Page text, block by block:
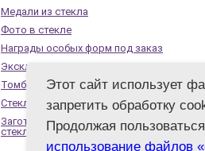
Медали из стекла
Фото в стекле
Награды особых форм под заказ
Эксклюзивные и VIP подарки
Томбстоуны
Стеклянные памятники
Заготовки под сувениры из оптического
стекла
Этот сайт использует
запретить обработку
Продолжая
использование файлов